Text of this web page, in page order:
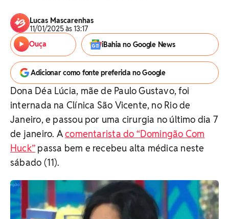
Lucas Mascarenhas
11/01/2025 às 13:17
Ouça
iBahia no Google News
Adicionar como fonte preferida no Google
Dona Déa Lúcia, mãe de Paulo Gustavo, foi
internada na Clínica São Vicente, no Rio de
Janeiro, e passou por uma cirurgia no último dia 7
de janeiro. Acomentarista do “Domingão Com
Huck” passa bem e recebeu alta médica neste
sábado (11).